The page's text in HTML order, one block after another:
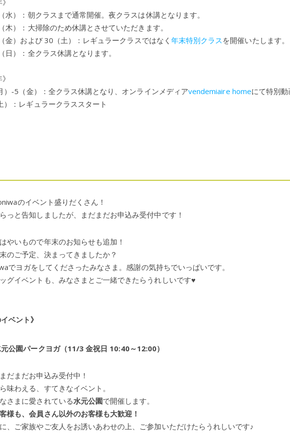
水）：朝クラスまで通常開催。夜クラスは休講となります。
木）：大掃除のため休講とさせていただきます。
金）および 30（土）：レギュラークラスではなく 年末特別クラス を開催いたします。
日）：全クラス休講となります。
）-5（金）：全クラス休講となり、オンラインメディアvendemiaire homeにて特別動
）：レギュラークラススタート
のイベント盛りだくさん！
っと告知しましたが、まだまだお申込み受付中です！
やいもので年末のお知らせも追加！
のご予定、決まってきましたか？
でヨガをしてくださったみなさま。感謝の気持ちでいっぱいです。
グイベントも、みなさまとご一緒できたらうれしいです♥
ベント》
公園パークヨガ（11/3 金祝日 10:40～12:00）
だまだお申込み受付中！
味わえる、すてきなイベント。
さまに愛されている水元公園で開催します。
様も、会員さん以外のお客様も大歓迎！
、ご家族やご友人をお誘いあわせの上、ご参加いただけたらうれしいです♪